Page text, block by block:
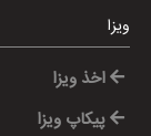
ویزا
اخذ ویزا
پیکاپ ویزا